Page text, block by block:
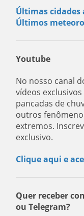
Últimas cidades
Últimos
Youtube
No nosso canal
vídeos
pancadas de
outros
extremos.
exclusivo.
Clique aqui e
Quer receber
ou Telegram?